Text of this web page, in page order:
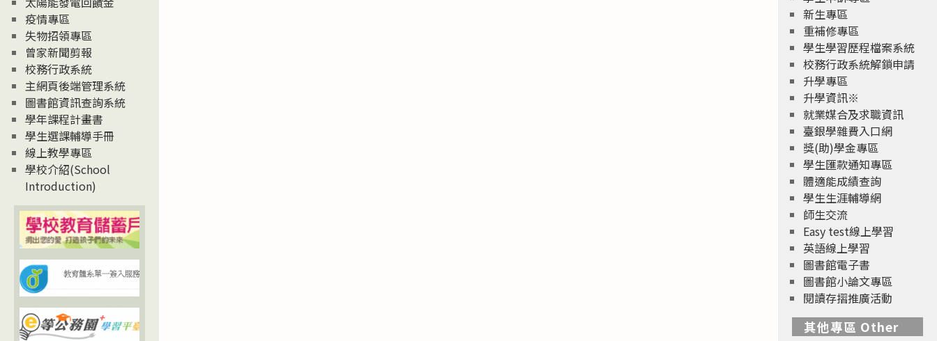
疫情專區
失物招領專區
曾家新聞剪報
校務行政系統
主網頁後端管理系統
圖書館資訊查詢系統
學年課程計畫書
學生選課輔導手冊
線上教學專區
學校介紹(School
Introduction)
新生專區
重補修專區
學生學習歷程檔案系統
校務行政系統解鎖申請
升學專區
升學資訊※
就業媒合及求職資訊
臺銀學雜費入口網
獎(助)學金專區
學生匯款通知專區
體適能成績查詢
學生生涯輔導網
師生交流
Easy test線上學習
英語線上學習
圖書館電子書
圖書館小論文專區
閱讀存摺推廣活動
其他專區 Other